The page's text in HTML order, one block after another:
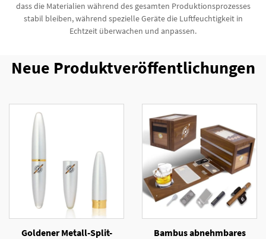
dass die Materialien während des gesamten Produktionsprozesses
stabil bleiben, während spezielle Geräte die Luftfeuchtigkeit in
Echtzeit überwachen und anpassen.
Neue Produktveröffentlichungen
Goldener Metall-Split-
Bambus abnehmbares